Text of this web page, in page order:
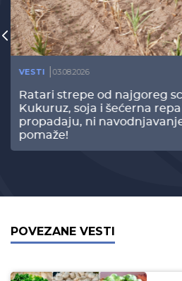
VESTI 03.08.2026
Ratari strepe od najgoreg
Kukuruz, soja i šećerna repa
propadaju, ni
pomaže!
POVEZANE VESTI